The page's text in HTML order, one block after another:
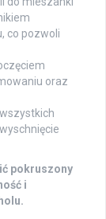
co pozwoli
oraz
pokruszony
i